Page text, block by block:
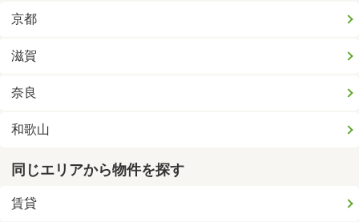
京都
滋賀
奈良
和歌山
同じエリアから物件を探す
賃貸